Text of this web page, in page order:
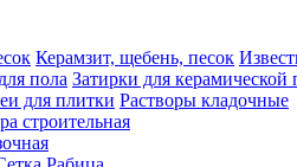
Керамзит, щебень, песок
пола Затирки для керамической
для плитки Растворы кладочные
строительная